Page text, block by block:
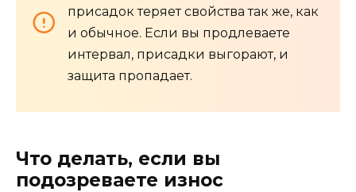
присадок теряет свойства так же, как
и обычное. Если вы продлеваете
интервал, присадки выгорают, и
защита пропадает.
Что делать, если вы
подозреваете износ